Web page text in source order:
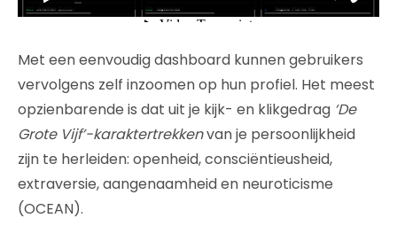
Met een eenvoudig dashboard kunnen gebruikers
vervolgens zelf inzoomen op hun profiel. Het meest
opzienbarende is dat uit je kijk- en klikgedrag ‘De
Grote Vijf’-karaktertrekkenvan je persoonlijkheid
zijn te herleiden: openheid, consciëntieusheid,
extraversie, aangenaamheid en neuroticisme
(OCEAN).